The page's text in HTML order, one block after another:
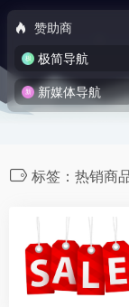
赞助商
极简导航
新媒体导航
标签：热销商